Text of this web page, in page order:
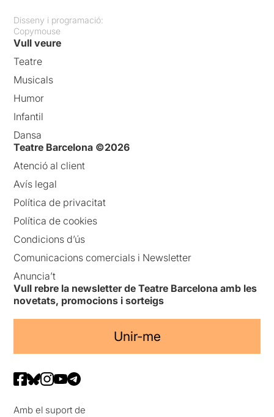
Disseny i programació:
Copymouse
Vull veure
Teatre
Musicals
Humor
Infantil
Dansa
Teatre Barcelona ©2026
Atenció al client
Avís legal
Política de privacitat
Política de cookies
Condicions d’ús
Comunicacions comercials i Newsletter
Anuncia’t
Vull rebre la newsletter de Teatre Barcelona amb les
novetats, promocions i sorteigs
Unir-me
Amb el suport de